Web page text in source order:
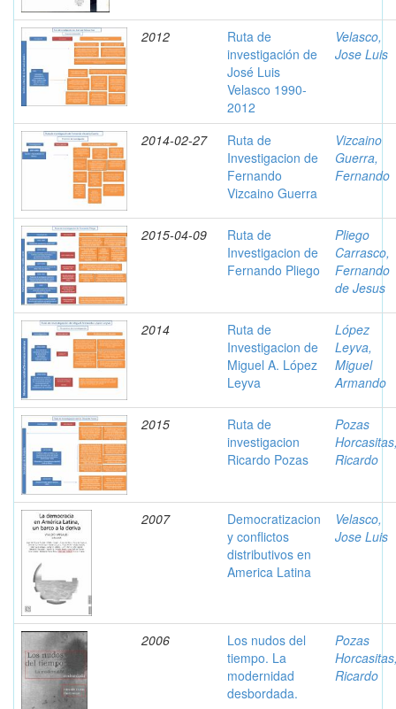
2012
Ruta de
investigación de
José Luis
Velasco 1990-
2012
Velasco,
Jose Luis
2014-02-27
Ruta de
Investigacion de
Fernando
Vizcaino Guerra
Vizcaino
Guerra,
Fernando
2015-04-09
Ruta de
Investigacion de
Fernando Pliego
Pliego
Carrasco,
Fernando
de Jesus
2014
Ruta de
Investigacion de
Miguel A. López
Leyva
López
Leyva,
Miguel
Armando
2015
Ruta de
investigacion
Ricardo Pozas
Pozas
Ricardo
2007
Democratizacion
y conflictos
distributivos en
America Latina
Velasco,
Jose Luis
2006
Los nudos del
tiempo. La
modernidad
desbordada.
Pozas
Ricardo